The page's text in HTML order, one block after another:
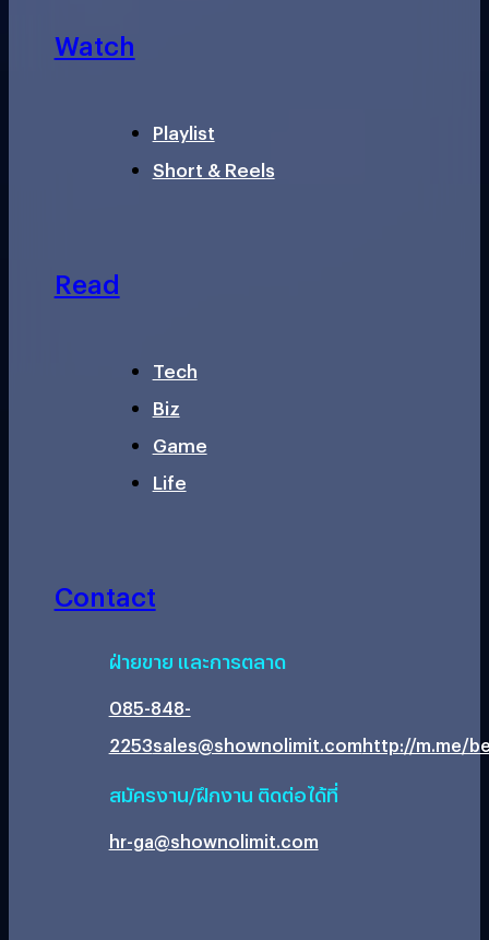
Watch
Playlist
Short & Reels
Read
Tech
Biz
Game
Life
Contact
ฝ่ายขาย และการตลาด
085-848-
2253sales@shownolimit.comhttp://m.me/
สมัครงาน/ฝึกงาน ติดต่อได้ที่
hr-ga@shownolimit.com